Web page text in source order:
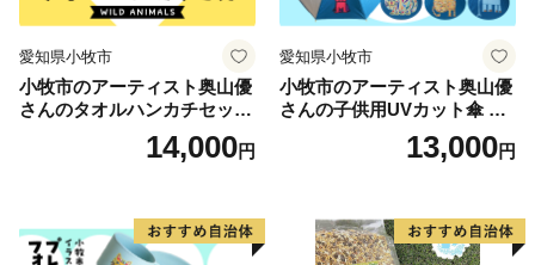
愛知県小牧市
小牧市のアーティスト奥山優
さんのタオルハンカチセット
WILD ANIMALS 小牧市制70
14,000円
愛知県小牧市
小牧市のアーティスト奥山優
さんの子供用UVカット傘 小
牧市制70周年記念13,000円